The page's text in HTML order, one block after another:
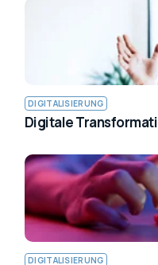
DIGITALISIERUNG
Digitale
DIGITALISIERUNG